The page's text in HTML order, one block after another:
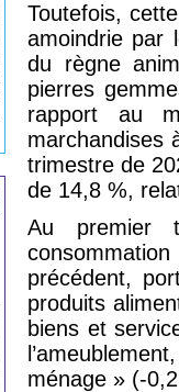
Toutefois,
amoindrie par
du règne
pierres
rapport au
marchandises
trimestre de
de 14,8 %,
Au premier
précédent,
produits
biens et
ménage » (-